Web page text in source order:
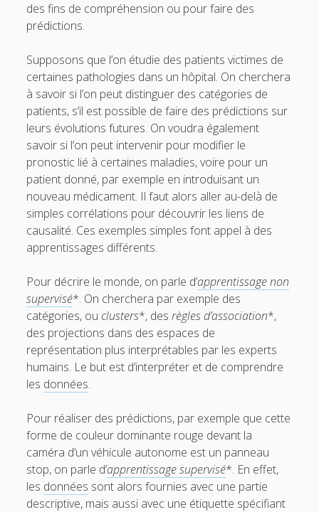
t
t
e
r
a
i
l
des fins de compréhension ou pour faire des
prédictions.
Supposons que l’on étudie des patients victimes de
certaines pathologies dans un hôpital. On cherchera
à savoir si l’on peut distinguer des catégories de
patients, s’il est possible de faire des prédictions sur
leurs évolutions futures. On voudra également
savoir si l’on peut intervenir pour modifier le
pronostic lié à certaines maladies, voire pour un
patient donné, par exemple en introduisant un
nouveau médicament. Il faut alors aller au-delà de
simples corrélations pour découvrir les liens de
causalité. Ces exemples simples font appel à des
apprentissages différents.
Pour décrire le monde, on parle d’apprentissage non
supervisé*. On cherchera par exemple des
catégories, ouclusters*, desrègles d’association*,
des projections dans des espaces de
représentation plus interprétables par les experts
humains. Le but est d’interpréter et de comprendre
les données.
Pour réaliser des prédictions, par exemple que cette
forme de couleur dominante rouge devant la
caméra d’un véhicule autonome est un panneau
stop, on parle d’apprentissage supervisé*. En effet,
les données sont alors fournies avec une partie
descriptive, mais aussi avec une étiquette spécifiant